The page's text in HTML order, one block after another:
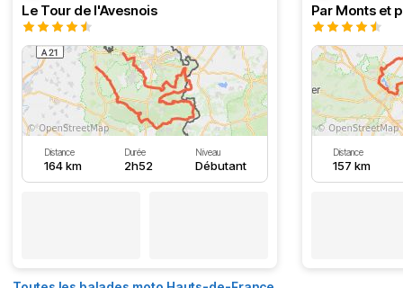
Le Tour de l'Avesnois
Distance
164 km
Durée
2h52
Niveau
Débutant
Par Monts et
Distance
157 km